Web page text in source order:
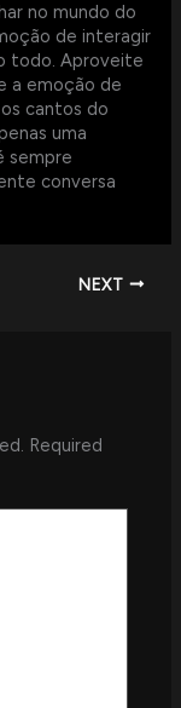
no mundo do
de interagir
todo. Aproveite
a emoção de
os cantos do
uma
sempre
conversa
NEXT
Required